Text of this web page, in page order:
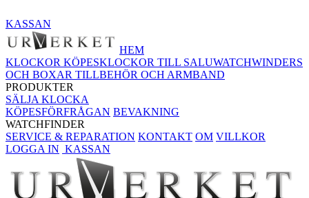
KASSAN
HEM
KLOCKOR KÖPESKLOCKOR TILL SALUWATCHWINDERS
OCH BOXAR TILLBEHÖR OCH ARMBAND
PRODUKTER
SÄLJA KLOCKA
KÖPESFÖRFRÅGAN BEVAKNING
WATCHFINDER
SERVICE & REPARATION KONTAKT OM VILLKOR
LOGGA IN KASSAN